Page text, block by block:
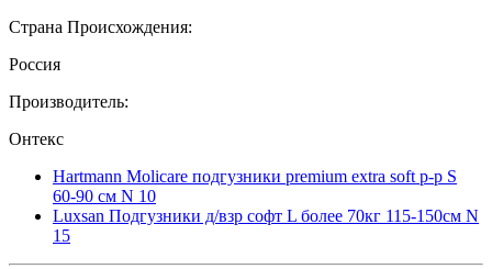
Страна Происхождения:
Россия
Производитель:
Онтекс
Hartmann Molicare подгузники premium extra soft р-р S
60-90 см N 10
Luxsan Подгузники д/взр софт L более 70кг 115-150см N
15